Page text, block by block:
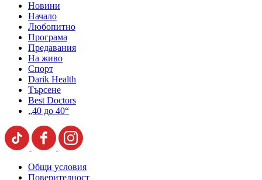
Новини
Начало
Любопитно
Програма
Предавания
На живо
Спорт
Darik Health
Търсене
Best Doctors
„40 до 40“
Общи условия
Поверителност